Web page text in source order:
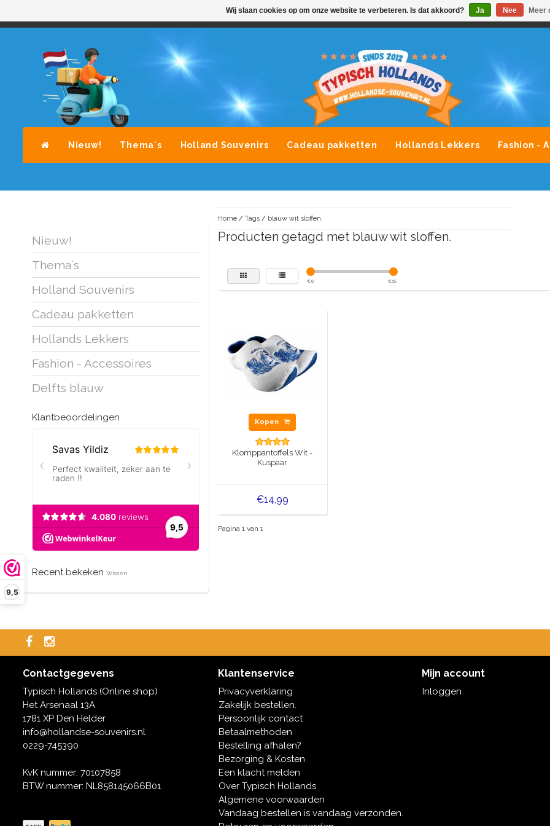
9,5
AVONDLEVERING MOGELIJK ALLE MERKEN SOUVENIRS
Nieuw! Thema`s Holland Souvenirs Cadeau pakketten Hollands Lekkers Fashion -
Nieuw!
Thema`s
Holland Souvenirs
Cadeau pakketten
Hollands Lekkers
Fashion - Accessoires
Delfts blauw
Klantbeoordelingen
Recent bekeken Wissen
Home/ Tags/ blauw wit sloffen.
Producten getagd met blauw wit sloffen.
€0 €15
Kopen
Klomppantoffels Wit -
Kuspaar
€14,99
Pagina 1 van 1
Contactgegevens
Typisch Hollands (Online shop)
Het Arsenaal 13A
1781 XP Den Helder
info@hollandse-souvenirs.nl
0229-745390
KvK nummer: 70107858
BTW nummer: NL858145066B01
Klantenservice
Privacyverklaring
Zakelijk bestellen.
Persoonlijk contact
Betaalmethoden
Bestelling afhalen?
Bezorging & Kosten
Een klacht melden
Over Typisch Hollands
Algemene voorwaarden
Vandaag bestellen is vandaag verzonden.
Mijn account
Inloggen
Wij slaan cookies op om onze website te verbeteren. Is dat akkoord? Ja Nee Meer